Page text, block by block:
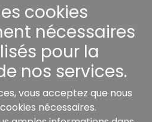
cookies
nécessaires
pour la
nos services.
vous acceptez que nous
nécessaires.